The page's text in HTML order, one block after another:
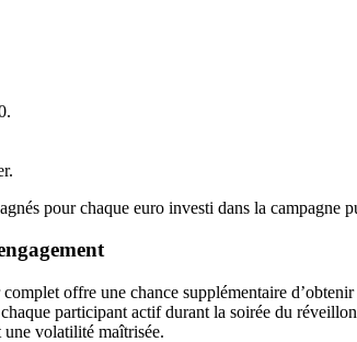
pour chaque euro investi dans la campagne
offre une chance supplémentaire
participant actif durant la soirée du
volatilité maîtrisée.